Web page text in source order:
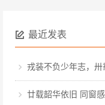
最近发表
戎装不负少年志，卅载归航筑健
廿载韶华依旧 同窗感恩聚首｜